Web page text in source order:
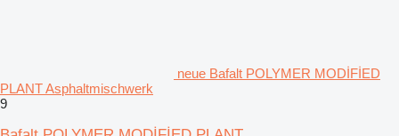
neue Bafalt POLYMER MODİFİED
PLANT Asphaltmischwerk
9